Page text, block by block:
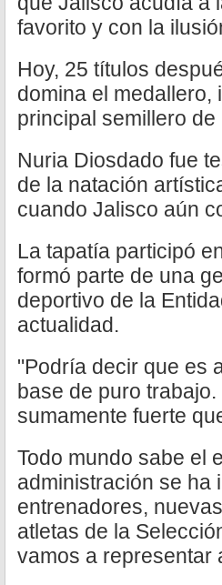
favorito y con la
Hoy, 25 títulos
domina el
principal semillero
Nuria Diosdado fue
de la natación
cuando Jalisco aún
La tapatía participó
formó parte de una
deportivo de la
actualidad.
"Podría decir que es
base de puro
sumamente fuerte
Todo mundo sabe el
administración se ha
entrenadores,
atletas de la
vamos a representar